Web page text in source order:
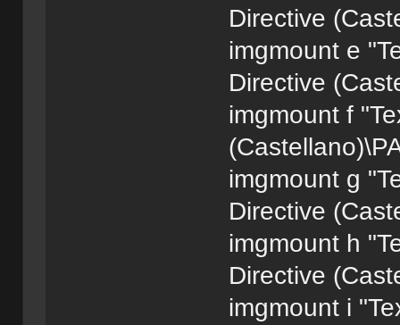
Directive
imgmount e
Directive
imgmount f
imgmount g
Directive
imgmount h
Directive
imgmount i